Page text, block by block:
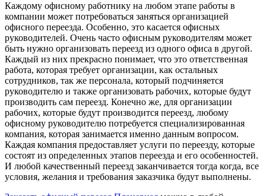
Каждому офисному работнику на любом этапе работы в
компании может потребоваться заняться организацией
офисного переезда. Особенно, это касается офисных
руководителей. Очень часто офисным руководителям может
быть нужно организовать переезд из одного офиса в другой.
Каждый из них прекрасно понимает, что это ответственная
работа, которая требует организации, как остальных
сотрудников, так же персонала, который подчиняется
руководителю и также организовать рабочих, которые будут
производить сам переезд. Конечно же, для организации
рабочих, которые будут производится переезд, любому
офисному руководителю потребуется специализированная
компания, которая занимается именно данным вопросом.
Каждая компания предоставляет услуги по переезду, которые
состоят из определенных этапов переезда и его особенностей.
И любой качественный переезд заканчивается тогда когда, все
условия, желания и требования заказчика будут выполнены.